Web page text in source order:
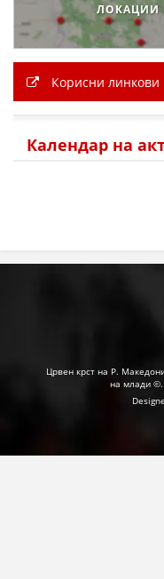
ЛОКАЦИИ
Корисни линкови
Календар на
Црвен крст на Р.
на млади ©.